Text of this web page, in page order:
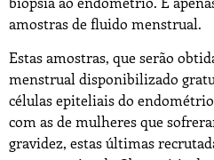
amostras de fluido menstrual.
Estas amostras, que serão
menstrual disponibilizado
células epiteliais do
com as de mulheres que
gravidez, estas últimas